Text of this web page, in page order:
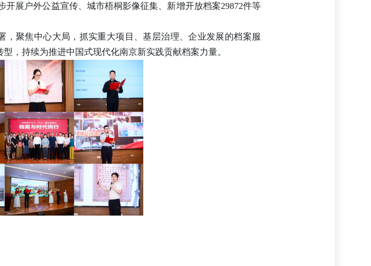
开展户外公益宣传、城市梧桐影像征集、新增开放档案29872件等
，聚焦中心大局，抓实重大项目、基层治理、企业发展的档案服
，持续为推进中国式现代化南京新实践贡献档案力量。